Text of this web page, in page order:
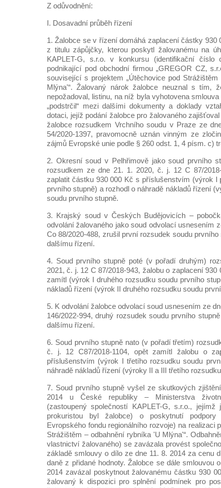
Z odůvodnění:
I. Dosavadní průběh řízení
1. Žalobce se v řízení domáhá zaplacení částky
z titulu zápůjčky, kterou poskytl žalovanému na
KAPLET-G, s.r.o. v konkursu (identifikační číslo
podnikající pod obchodní firmou „GREGOR CZ,
související s projektem „Útěchovice pod
Mlýna'“. Žalovaný nárok žalobce neuznal s tím,
nepožadoval, listinu, na níž byla vyhotovena
„podstrčil“ mezi dalšími dokumenty a doklady
dotaci, jejíž podání žalobce pro žalovaného
žalobce rozsudkem Vrchního soudu v Praze ze
54/2020-1397, pravomocně uznán vinným ze
zájmů Evropské unie podle § 260 odst. 1, 4 písm. c)
2. Okresní soud v Pelhřimově jako soud prvního
rozsudkem ze dne 21. 1. 2020, č. j. 12 C 87/
zaplatit částku 930 000 Kč s příslušenstvím (výrok I
prvního stupně) a rozhodl o náhradě nákladů řízení
soudu prvního stupně.
3. Krajský soud v Českých Budějovicích –
odvolání žalovaného jako soud odvolací usnesením
Co 88/2020-488, zrušil první rozsudek soudu
dalšímu řízení.
4. Soud prvního stupně poté (v pořadí druhým)
2021, č. j. 12 C 87/2018-943, žalobu o zaplacení
zamítl (výrok I druhého rozsudku soudu prvního
nákladů řízení (výrok II druhého rozsudku soudu
5. K odvolání žalobce odvolací soud usnesením ze
146/2022-994, druhý rozsudek soudu prvního
dalšímu řízení.
6. Soud prvního stupně nato (v pořadí třetím)
č. j. 12 C87/2018-1104, opět zamítl žalobu o
příslušenstvím (výrok I třetího rozsudku soudu
náhradě nákladů řízení (výroky II a III třetího
7. Soud prvního stupně vyšel ze skutkových
2014 u České republiky – Ministerstva
(zastoupený společností KAPLET-G, s.r.o., jejímž
prokuristou byl žalobce) o poskytnutí
Evropského fondu regionálního rozvoje) na realizaci
Strážištěm – odbahnění rybníka 'U Mlýna'“.
vlastnictví žalovaného) se zavázala provést
základě smlouvy o dílo ze dne 11. 8. 2014 za cenu
daně z přidané hodnoty. Žalobce se dále smlouvou
2014 zavázal poskytnout žalovanému částku 930
žalovaný k dispozici pro splnění podmínek pro